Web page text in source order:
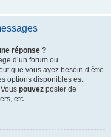
réponse ?
d’un forum ou
que vous ayez besoin d’être
options disponibles est
pouvez poster de
etc.